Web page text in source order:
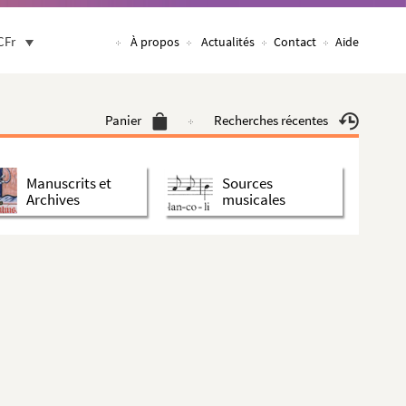
À propos Actualités Contact Aide
Panier Recherches récentes
Manuscrits et
Archives
Sources
musicales